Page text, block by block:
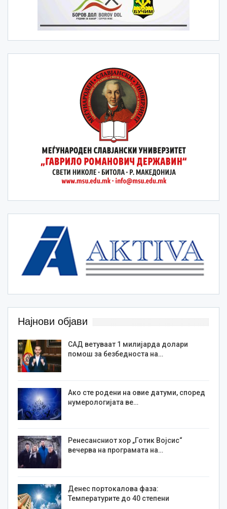
Најнови објави
САД ветуваат 1 милијарда долари
помош за безбедноста на…
Ако сте родени на овие датуми, според
нумерологијата ве…
Ренесансниот хор „Готик Војсис“
вечерва на програмата на…
Денес портокалова фаза:
Температурите до 40 степени